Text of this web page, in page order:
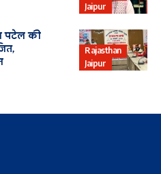
Jaipur
Rajasthan
Jaipur
पटेल की